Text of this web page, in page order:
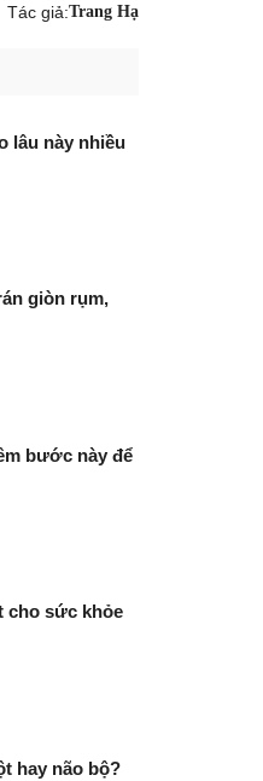
Tác giả:Trang Hạ
lâu này nhiều
giòn rụm,
bước này để
cho sức khỏe
hay não bộ?